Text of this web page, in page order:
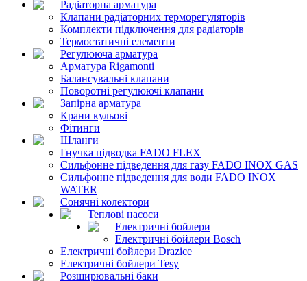
Радіаторна арматура
Клапани радіаторних терморегуляторів
Комплекти підключення для радіаторів
Термостатичні елементи
Регулююча арматура
Арматура Rigamonti
Балансувальні клапани
Поворотні регулюючі клапани
Запірна арматура
Крани кульові
Фітинги
Шланги
Гнучка підводка FADO FLEX
Сильфонне підведення для газу FADO INOX GAS
Сильфонне підведення для води FADO INOX
WATER
Сонячні колектори
Теплові насоси
Електричні бойлери
Електричні бойлери Bosch
Електричні бойлери Drazice
Електричні бойлери Tesy
Розширювальні баки